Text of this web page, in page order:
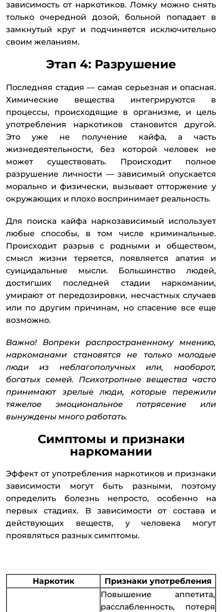
зависимость от наркотиков. Ломку можно снять
только очередной дозой, больной попадает в
замкнутый круг и подчиняется исключительно
своим желаниям.
Этап 4: Разрушение
Последняя стадия — самая серьезная и опасная.
Химические вещества интегрируются в
процессы, происходящие в организме, и цель
употребления наркотиков становится другой.
Это уже не получение кайфа, а часть
жизнедеятельности, без которой человек не
может существовать. Происходит полное
разрушение личности — зависимый опускается
морально и физически, вызывает отторжение у
окружающих и плохо воспринимает реальность.
Для поиска кайфа наркозависимый использует
любые способы, в том числе криминальные.
Происходит разрыв с родными и обществом,
смысл жизни теряется, появляется апатия и
суицидальные мысли. Большинство людей,
достигших последней стадии наркомании,
умирают от передозировки, несчастных случаев
или по другим причинам, но спасение все еще
возможно.
Важно! Вопреки распространенному мнению,
наркоманами становятся не только молодые
люди из неблагополучных или, наоборот,
богатых семей. Психотропные вещества часто
принимают зрелые люди, которые пережили
тяжелое эмоциональное потрясение или
вынуждены много работать.
Симптомы и признаки
наркомании
Эффект от употребления наркотиков и признаки
зависимости могут быть разными, поэтому
определить болезнь непросто, особенно на
первых стадиях. В зависимости от состава и
действующих веществ, у человека могут
проявляться разных симптомы.
Наркотик Признаки употребления
Повышение аппетита,
расслабленность, потеря